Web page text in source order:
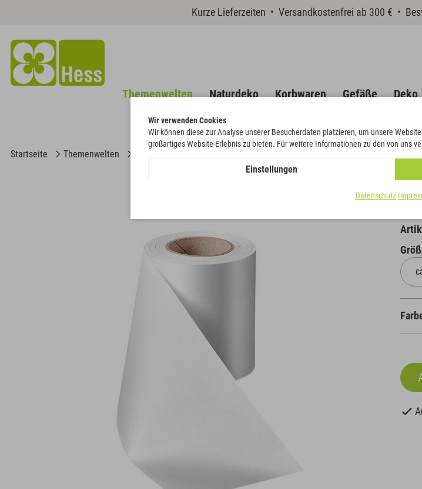
Kurze Lieferzeiten • Versandkostenfrei ab 300 € •
Themenwelten Naturdeko Korbwaren Gefäße Deko
Startseite Themenwelten
Wir verwenden Cookies
Wir können diese zur Analyse unserer Besucherdaten platzieren, um unsere
großartiges Website-Erlebnis zu bieten. Für weitere Informationen zu den von uns
Einstellungen
Datenschutz